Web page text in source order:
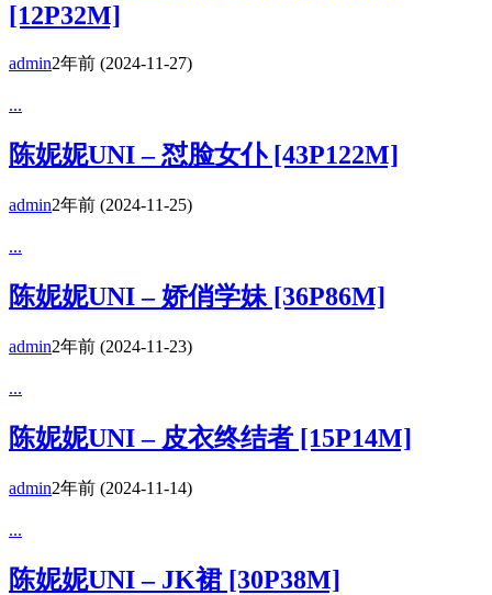
[12P32M]
admin2年前 (2024-11-27)
...
陈妮妮UNI – 怼脸女仆 [43P122M]
admin2年前 (2024-11-25)
...
陈妮妮UNI – 娇俏学妹 [36P86M]
admin2年前 (2024-11-23)
...
陈妮妮UNI – 皮衣终结者 [15P14M]
admin2年前 (2024-11-14)
...
陈妮妮UNI – JK裙 [30P38M]